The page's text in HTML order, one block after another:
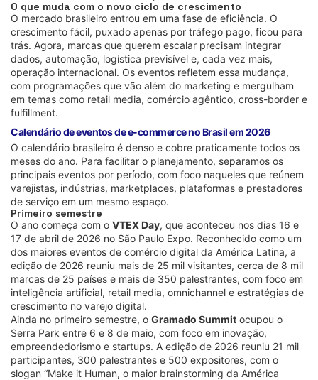
O que muda com o novo ciclo de crescimento
O mercado brasileiro entrou em uma fase de eficiência. O
crescimento fácil, puxado apenas por tráfego pago, ficou para
trás. Agora, marcas que querem escalar precisam integrar
dados, automação, logística previsível e, cada vez mais,
operação internacional. Os eventos refletem essa mudança,
com programações que vão além do marketing e mergulham
em temas como retail media, comércio agêntico, cross-border e
fulfillment.
Calendário de eventos de e-commerce no Brasil em 2026
O calendário brasileiro é denso e cobre praticamente todos os
meses do ano. Para facilitar o planejamento, separamos os
principais eventos por período, com foco naqueles que reúnem
varejistas, indústrias, marketplaces, plataformas e prestadores
de serviço em um mesmo espaço.
Primeiro semestre
O ano começa com o VTEX Day, que aconteceu nos dias 16 e
17 de abril de 2026 no São Paulo Expo. Reconhecido como um
dos maiores eventos de comércio digital da América Latina, a
edição de 2026 reuniu mais de 25 mil visitantes, cerca de 8 mil
marcas de 25 países e mais de 350 palestrantes, com foco em
inteligência artificial, retail media, omnichannel e estratégias de
crescimento no varejo digital.
Ainda no primeiro semestre, o Gramado Summit ocupou o
Serra Park entre 6 e 8 de maio, com foco em inovação,
empreendedorismo e startups. A edição de 2026 reuniu 21 mil
participantes, 300 palestrantes e 500 expositores, com o
slogan “Make it Human, o maior brainstorming da América